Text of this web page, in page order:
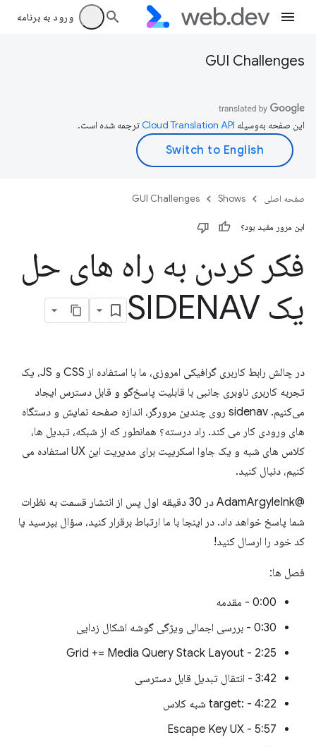
ورود به برنامه
GUI Challenges
این صفحه به‌وسیله ترجمه شده است.
صفحه اصلی Shows
GUI Challenges
این مرور مفید بود؟
فکر کردن به راه های حل
یک SIDENAV
در چالش رابط کاربری گرافیکی امروزی، ما با استفاده از CSS و JS، یک
تجربه کاربری ناوبری جانبی با قابلیت پاسخ‌گو و قابل دسترس ایجاد
می‌کنیم. sidenav روی چندین مرورگر، اندازه صفحه نمایش و دستگاه
های ورودی کار می کند. راد درسته؟ همانطور که از شبکه، تبدیل ها،
کلاس های شبه و یک جاوا اسکریپت برای مدیریت این UX استفاده می
کنیم، دنبال کنید.
@AdamArgyleInk در 30 دقیقه اول پس از انتشار قسمت به نظرات
شما پاسخ خواهد داد. در اینجا با ما ارتباط برقرار کنید، سؤال بپرسید یا
کد خود را ارسال کنید!
فصل ها:
0:00 - مقدمه
0:30 - بررسی اجمالی ویژگی گوشه اشکال زدایی
2:25 - Grid += Media Query Stack Layout
3:42 - انتقال تبدیل قابل دسترسی
4:22 - :target شبه کلاس
5:57 - Escape Key UX